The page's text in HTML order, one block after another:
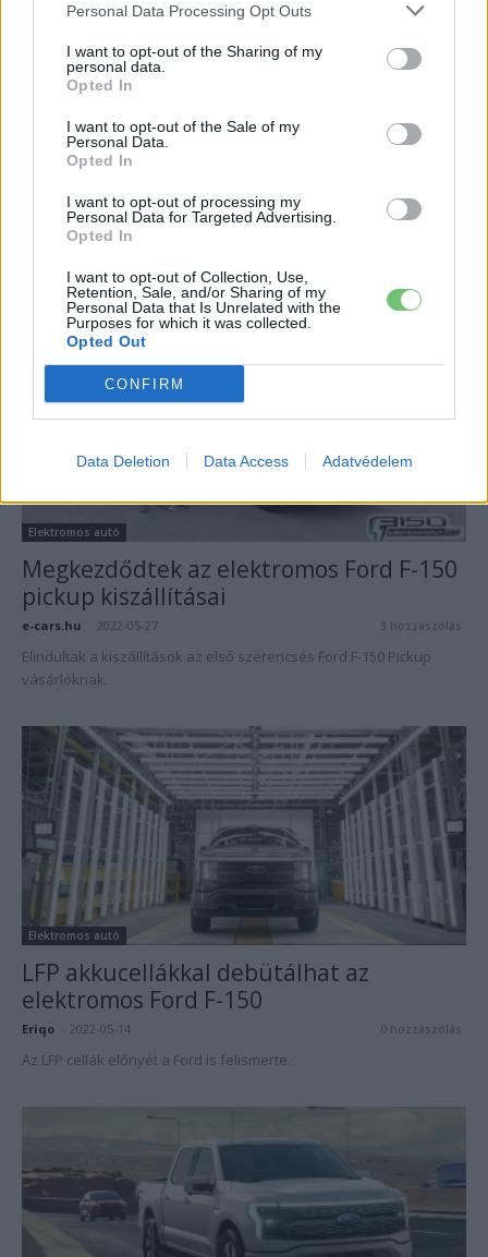
Personal Data Processing Opt Outs
I want to opt-out of the Sharing of my
personal data.
Opted In
I want to opt-out of the Sale of my
Personal Data.
Opted In
I want to opt-out of processing my
Personal Data for Targeted Advertising.
Opted In
I want to opt-out of Collection, Use,
Retention, Sale, and/or Sharing of my
Personal Data that Is Unrelated with the
Purposes for which it was collected.
Opted Out
CONFIRM
Data Deletion Data Access Adatvédelem
Elektromos autó
A rendőrség számára épített a Ford egy
F-150 pickupot
2022-07-29 0 hozzászólás
Elektromos autó
Megkezdődtek az elektromos Ford F-150
pickup kiszállításai
e-cars.hu 2022-05-27 3 hozzászólás
Elindultak a kiszállítások az első szerencsés Ford F-150 Pickup
vásárlóknak.
Elektromos autó
LFP akkucellákkal debütálhat az
elektromos Ford F-150
Eriqo 2022-05-14 0 hozzászólás
Az LFP cellák előnyét a Ford is felismerte.